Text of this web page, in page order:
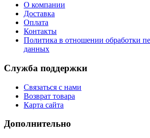
О компании
Доставка
Оплата
Контакты
Политика в отношении обработки
данных
Служба поддержки
Связаться с нами
Возврат товара
Карта сайта
Дополнительно